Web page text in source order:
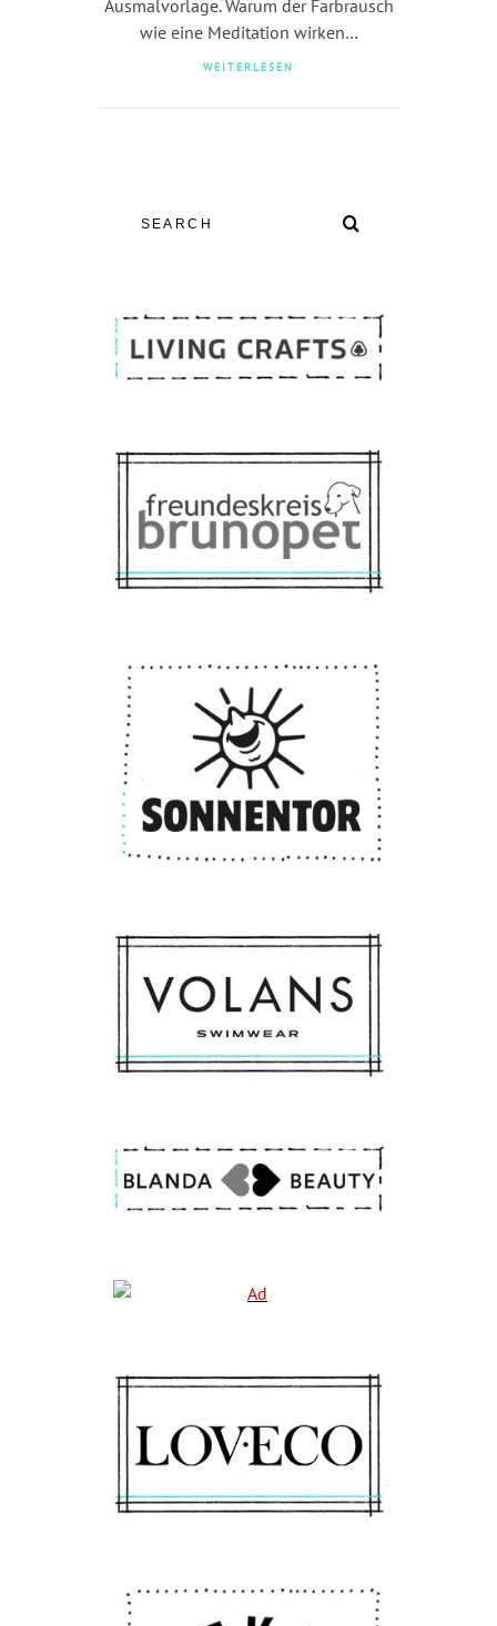
Ausmalvorlage. Warum der Farbrausch
wie eine Meditation wirken…
WEITERLESEN